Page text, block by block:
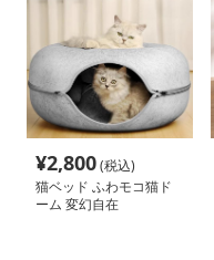
¥2,800(税込)
猫ベッド ふわモコ猫ド
ーム 変幻自在